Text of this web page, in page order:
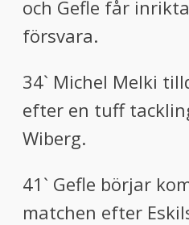
och Gefle får
försvara.
34` Michel Melki
efter en tuff
Wiberg.
41` Gefle börjar
matchen efter